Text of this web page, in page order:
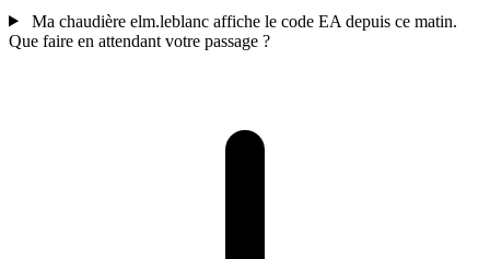
Ma chaudière elm.leblanc affiche le code EA depuis ce matin.
Que faire en attendant votre passage ?